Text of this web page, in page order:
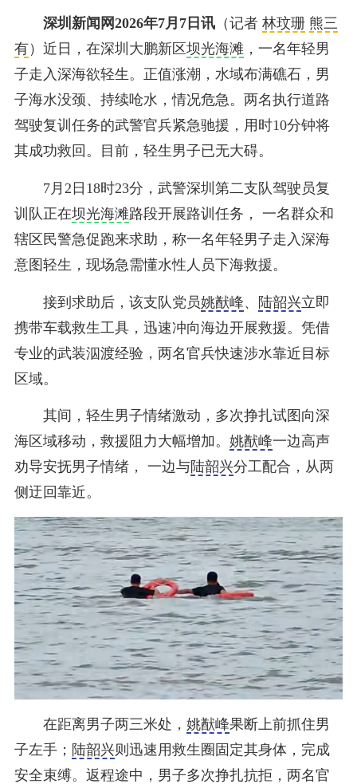
深圳新闻网2026年7月7日讯（记者 林玟珊 熊三
有） 近日，在深圳大鹏新区坝光海滩 ，一名年轻男
子走入深海欲轻生。正值涨潮，水域布满礁石，男
子海水没颈、持续呛水，情况危急。 两名执行道路
驾驶复训任务的武警官兵紧急驰援，用时10分钟将
其成功救回。目前，轻生男子已无大碍。
7月2日18时23分，武警深圳第二支队驾驶员复
训队正在坝光海滩路段开展路训任务， 一名群众和
辖区民警急促跑来求助，称一名年轻男子走入深海
意图轻生，现场急需懂水性人员下海救援。
接到求助后，该支队党员姚猷峰、 陆韶兴立即
携带车载救生工具，迅速冲向海边开展救援。 凭借
专业的武装泅渡经验，两名官兵快速涉水靠近目标
区域。
其间，轻生男子情绪激动，多次挣扎试图向深
海区域移动，救援阻力大幅增加。 姚猷峰一边高声
劝导安抚男子情绪， 一边与陆韶兴分工配合，从两
侧迂回靠近。
在距离男子两三米处， 姚猷峰果断上前抓住男
子左手； 陆韶兴则迅速用救生圈固定其身体，完成
安全束缚。返程途中，男子多次挣扎抗拒，两名官